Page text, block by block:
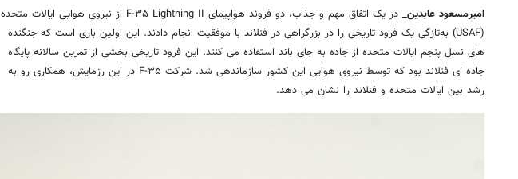
امیرمسعود عابدین_
در یک اتفاق مهم و جذاب، دو فروند هواپیمای F-۳۵ Lightning II از نیروی هوایی ایالات متحده
(USAF) به‌تازگی یک فرود تاریخی را در بزرگراهی در فنلاند با موفقیت انجام دادند. این اولین باری است که جنگنده
های نسل پنجم ایالات متحده از جاده به جای باند استفاده می کنند. این فرود تاریخی بخشی از تمرین سالانه پایگاه
جاده ای فنلاند بود که توسط نیروی هوایی این کشور سازماندهی شد. شرکت F-۳۵ در این رزمایش، همکاری رو به
رشد بین ایالات متحده و فنلاند را نشان می دهد.